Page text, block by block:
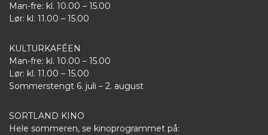
Man-fre: kl. 10.00 – 15.00
Lør: kl. 11.00 – 15.00
KULTURKAFÉEN
Man-fre: kl. 10.00 – 15.00
Lør: kl. 11.00 – 15.00
Sommerstengt 6. juli – 2. august
SORTLAND KINO
Hele sommeren, se kinoprogrammet på: